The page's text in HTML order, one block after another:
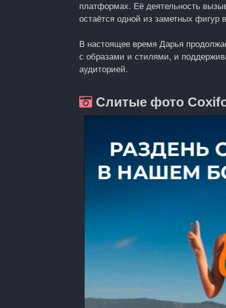
платформах. Её деятельность
остаётся одной из заметных фигур
В настоящее время Дарья
с образами и стилями, и
аудиторией.
Слитые фото